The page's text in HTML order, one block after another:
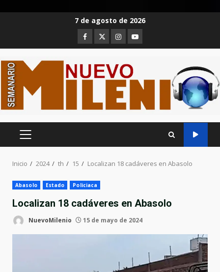
7 de agosto de 2026
Facebook
TwitterInstagram
Youtube
MENÚ
Inicio 2024 th 15 Localizan 18 cadáveres en Abasolo
Abasolo Estado Policiaca
Localizan 18 cadáveres en Abasolo
NuevoMilenio 15 de mayo de 2024